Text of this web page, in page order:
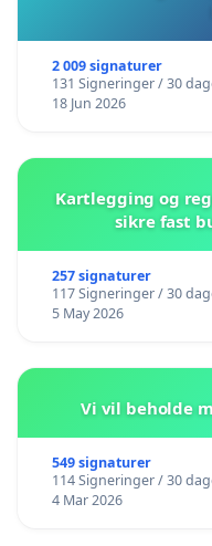
2 009 signaturer
131 Signeringer / 30
18 Jun 2026
Kartlegging og
sikre fast
257 signaturer
117 Signeringer / 30
5 May 2026
Vi vil beholde
549 signaturer
114 Signeringer / 30
4 Mar 2026